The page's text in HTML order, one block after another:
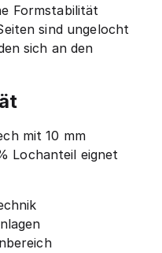
Formstabilität
sind ungelocht
sich an den
mit 10 mm
Lochanteil eignet